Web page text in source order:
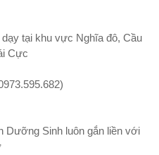
tại khu vực Nghĩa đô, Cầu
Cực
Dưỡng Sinh luôn gắn liền với